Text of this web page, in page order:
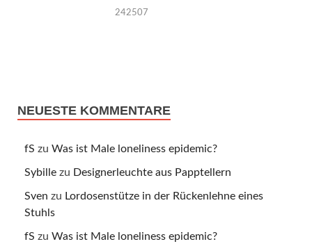
242507
NEUESTE KOMMENTARE
fS zu Was ist Male loneliness epidemic?
Sybille zu Designerleuchte aus Papptellern
Sven zu Lordosenstütze in der Rückenlehne eines
Stuhls
fS zu Was ist Male loneliness epidemic?